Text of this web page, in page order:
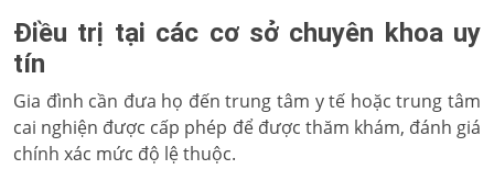
Điều trị tại các cơ sở chuyên khoa uy
tín
Gia đình cần đưa họ đến trung tâm y tế hoặc trung tâm
cai nghiện được cấp phép để được thăm khám, đánh giá
chính xác mức độ lệ thuộc.